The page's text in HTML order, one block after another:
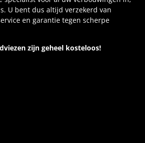
dan ook van harte
die op zoek is naar
en een fijne samenwerking.
U bent dus altijd verzekerd van
en garantie tegen scherpe
zijn geheel kosteloos!